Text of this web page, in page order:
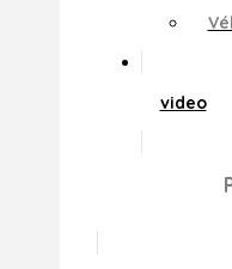
video